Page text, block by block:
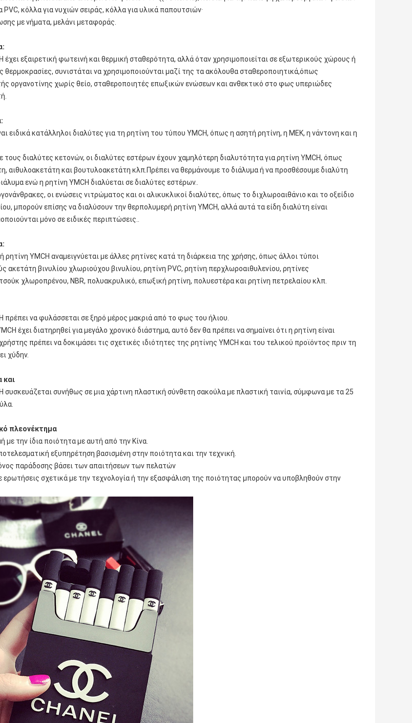
PVC, κόλλα για νυχιών σειράς, κόλλα για υλικά παπουτσιών·
με νήματα, μελάνι μεταφοράς.
έχει εξαιρετική φωτεινή και θερμική σταθερότητα, αλλά όταν χρησιμοποιείται σε εξωτερικούς χώρους ή
θερμοκρασίες, συνιστάται να χρησιμοποιούνται μαζί της τα ακόλουθα σταθεροποιητικά,όπως
οργανοτίνης χωρίς θείο, σταθεροποιητές επωξικών ενώσεων και ανθεκτικό στο φως υπεριώδες
ειδικά κατάλληλοι διαλύτες για τη ρητίνη του τύπου YMCH, όπως η ασητή ρητίνη, η MEK, η νάντονη και η
τους διαλύτες κετονών, οι διαλύτες εστέρων έχουν χαμηλότερη διαλυτότητα για ρητίνη YMCH, όπως
αιθυλοακετάτη και βουτυλοακετάτη κλπ.Πρέπει να θερμάνουμε το διάλυμα ή να προσθέσουμε διαλύτη
ενώ η ρητίνη YMCH διαλύεται σε διαλύτες εστέρων..
οι ενώσεις νιτρώματος και οι αλικυκλικοί διαλύτες, όπως το διχλωροαιθάνιο και το οξείδιο
μπορούν επίσης να διαλύσουν την θερπολυμερή ρητίνη YMCH, αλλά αυτά τα είδη διαλύτη είναι
μόνο σε ειδικές περιπτώσεις..
ρητίνη YMCH αναμειγνύεται με άλλες ρητίνες κατά τη διάρκεια της χρήσης, όπως άλλοι τύποι
ακετάτη βινυλίου χλωριούχου βινυλίου, ρητίνη PVC, ρητίνη περχλωροαιθυλενίου, ρητίνες
χλωροπρένου, NBR, πολυακρυλικό, επωξική ρητίνη, πολυεστέρα και ρητίνη πετρελαίου κλπ.
πρέπει να φυλάσσεται σε ξηρό μέρος μακριά από το φως του ήλιου.
έχει διατηρηθεί για μεγάλο χρονικό διάστημα, αυτό δεν θα πρέπει να σημαίνει ότι η ρητίνη είναι
πρέπει να δοκιμάσει τις σχετικές ιδιότητες της ρητίνης YMCH και του τελικού προϊόντος πριν τη
χύδην.
και
συσκευάζεται συνήθως σε μια χάρτινη πλαστική σύνθετη σακούλα με πλαστική ταινία, σύμφωνα με τα 25
πλεονέκτημα
με την ίδια ποιότητα με αυτή από την Κίνα.
εξυπηρέτηση βασισμένη στην ποιότητα και την τεχνική.
παράδοσης βάσει των απαιτήσεων των πελατών
σχετικά με την τεχνολογία ή την εξασφάλιση της ποιότητας μπορούν να υποβληθούν στην